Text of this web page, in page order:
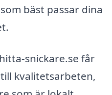
bäst passar dina
snickare.se får
kvalitetsarbeten,